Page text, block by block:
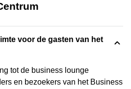
voor de gasten van het
tot de business lounge
en bezoekers van het Business